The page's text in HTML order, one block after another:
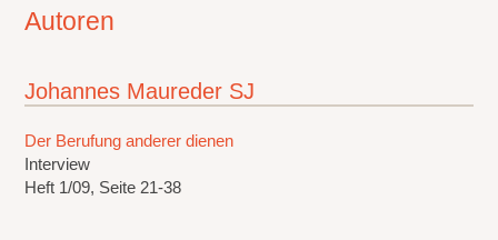
Autoren
Johannes Maureder SJ
Der Berufung anderer dienen
Interview
Heft 1/09, Seite 21-38